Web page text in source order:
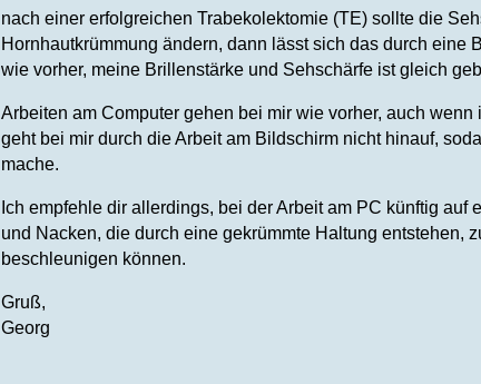
nach einer erfolgreichen Trabekolektomie (TE) sollte die
Hornhautkrümmung ändern, dann lässt sich das durch
wie vorher, meine Brillenstärke und Sehschärfe ist gleich
Arbeiten am Computer gehen bei mir wie vorher, auch
geht bei mir durch die Arbeit am Bildschirm nicht hinauf,
mache.
Ich empfehle dir allerdings, bei der Arbeit am PC künftig
und Nacken, die durch eine gekrümmte Haltung entstehen,
beschleunigen können.
Gruß,
Georg